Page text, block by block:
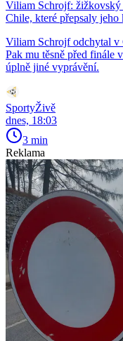
Viliam Schrojf:
Chile, které přepsaly jeho
Viliam Schrojf odchytal v
Pak mu těsně před finále
úplně jiné vyprávění.
SportyŽivě
dnes, 18:03
3 min
Reklama